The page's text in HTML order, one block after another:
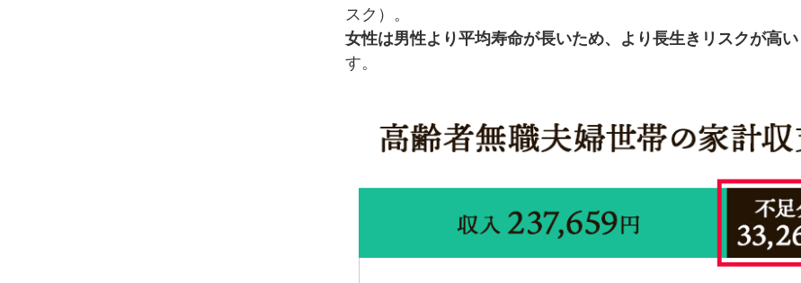
スク）。
女性は男性より平均寿命が長いため、より長生きリスクが高い
す。